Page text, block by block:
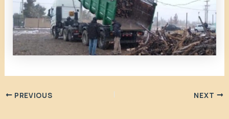
PREVIOUS NEXT